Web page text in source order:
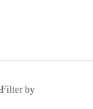
Filter by: